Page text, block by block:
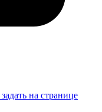
на странице